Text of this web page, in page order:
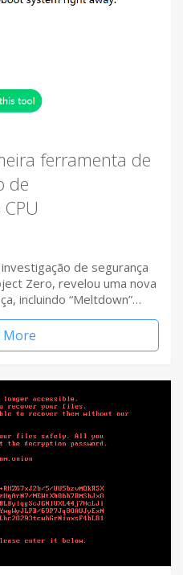
ferramenta de
de
de segurança
Zero, revelou uma nova
incluindo “Meltdown”…
More